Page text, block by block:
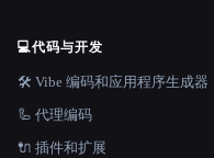
💻代码与开发
🛠️ Vibe 编码和应用程序生成器
🦾 代理编码
🔌 插件和扩展